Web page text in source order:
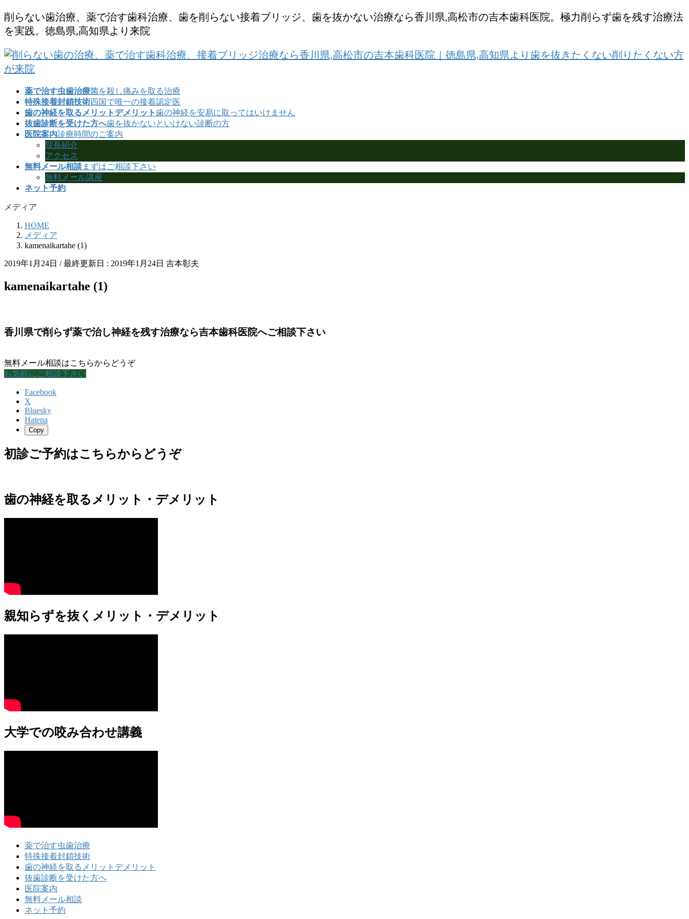
コ
ン
テ
ン
ツ
に
ナ
ビ
ゲ
ー
シ
ョ
削らない歯治療、薬で治す歯科治療、歯を削らない接着ブリッジ、歯を抜かない治療なら香川県,高松市の吉本歯科医院。極力削らず歯を残す治療法
を実践。徳島県,高知県より来院
薬で治す虫歯治療菌を殺し痛みを取る治療
特殊接着封鎖技術四国で唯一の接着認定医
歯の神経を取るメリットデメリット歯の神経を安易に取ってはいけません
抜歯診断を受けた方へ歯を抜かないといけない診断の方
医院案内診療時間のご案内
院長紹介
アクセス
無料メール相談まずはご相談下さい
無料メール講座
ネット予約
メディア
HOME
メディア
kamenaikartahe (1)
2019年1月24日 / 最終更新日 : 2019年1月24日 吉本彰夫
kamenaikartahe (1)
香川県で削らず薬で治し神経を残す治療なら吉本歯科医院へご相談下さい
無料メール相談はこちらからどうぞ
お気軽にご相談下さい
Facebook
X
Bluesky
Hatena
Copy
初診ご予約はこちらからどうぞ
歯の神経を取るメリット・デメリット
親知らずを抜くメリット・デメリット
大学での咬み合わせ講義
薬で治す虫歯治療
特殊接着封鎖技術
歯の神経を取るメリットデメリット
抜歯診断を受けた方へ
医院案内
無料メール相談
ネット予約